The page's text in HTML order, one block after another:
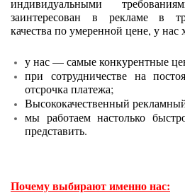
заинтересован в рекламе в
качества по умеренной цене, у нас
у нас — самые конкурентные
при сотрудничестве на
отсрочка платежа;
Высококачественный
мы работаем настолько
представить.
Почему выбирают именно нас: